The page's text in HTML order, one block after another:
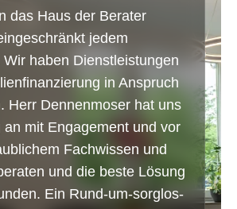
das Haus der Berater
jedem
haben Dienstleistungen
in Anspruch
Herr Dennenmoser hat uns
an mit Engagement und vor
Fachwissen und
und die beste Lösung
Ein Rund-um-sorglos-